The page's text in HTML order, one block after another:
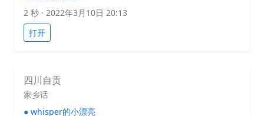
2 秒 · 2022年3月10日 20:13
打开
四川自贡
家乡话
● whisper的小漂亮